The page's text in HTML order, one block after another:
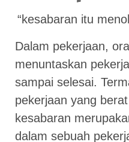
“kesabaran itu
Dalam pekerjaan,
menuntaskan
sampai selesai.
pekerjaan yang
kesabaran
dalam sebuah